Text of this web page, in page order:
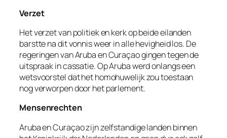
Verzet
Het verzet van politiek en kerk op beide eilanden
barstte na dit vonnis weer in alle hevigheid los. De
regeringen van Aruba en Curaçao gingen tegen de
uitspraak in cassatie. Op Aruba werd onlangs een
wetsvoorstel dat het homohuwelijk zou toestaan
nog verworpen door het parlement.
Mensenrechten
Aruba en Curaçao zijn zelfstandige landen binnen